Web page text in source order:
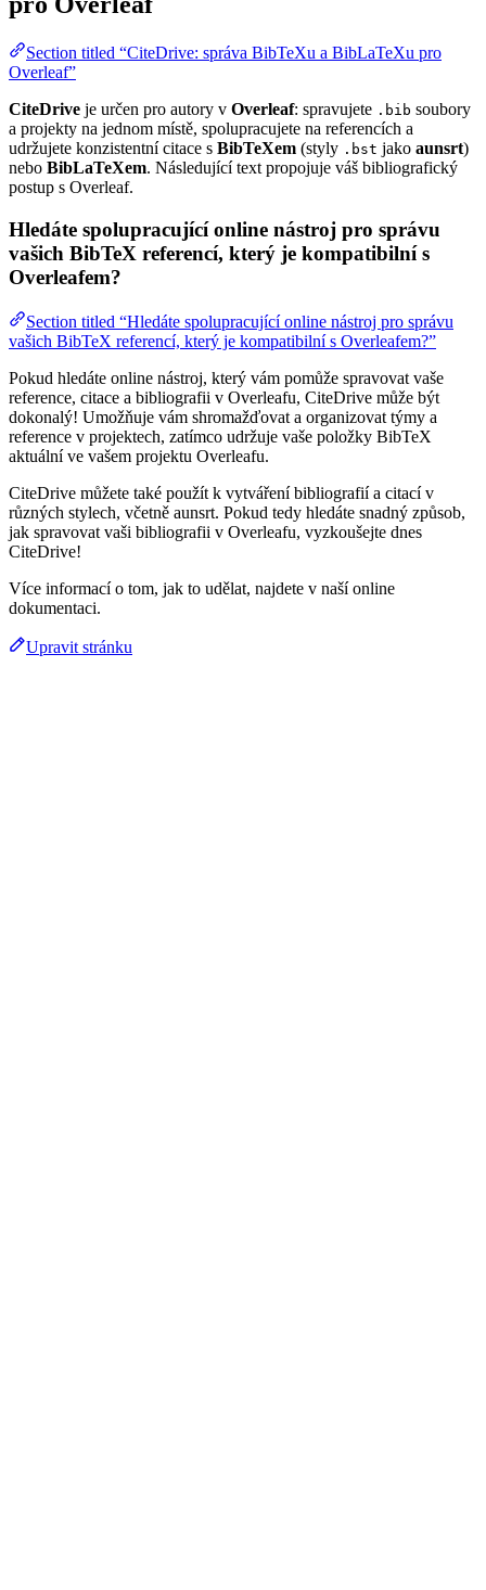
Section titled “CiteDrive: správa BibTeXu a BibLaTeXu pro
Overleaf”
CiteDrive je určen pro autory v Overleaf: spravujete .bib soubory
a projekty na jednom místě, spolupracujete na referencích a
udržujete konzistentní citace s BibTeXem (styly .bst jako aunsrt)
nebo BibLaTeXem. Následující text propojuje váš bibliografický
postup s Overleaf.
Hledáte spolupracující online nástroj pro správu
vašich BibTeX referencí, který je kompatibilní s
Overleafem?
Section titled “Hledáte spolupracující online nástroj pro správu
vašich BibTeX referencí, který je kompatibilní s Overleafem?”
Pokud hledáte online nástroj, který vám pomůže spravovat vaše
reference, citace a bibliografii v Overleafu, CiteDrive může být
dokonalý! Umožňuje vám shromažďovat a organizovat týmy a
reference v projektech, zatímco udržuje vaše položky BibTeX
aktuální ve vašem projektu Overleafu.
CiteDrive můžete také použít k vytváření bibliografií a citací v
různých stylech, včetně aunsrt. Pokud tedy hledáte snadný způsob,
jak spravovat vaši bibliografii v Overleafu, vyzkoušejte dnes
CiteDrive!
Více informací o tom, jak to udělat, najdete v naší online
dokumentaci.
Upravit stránku